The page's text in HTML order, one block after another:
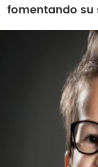
fomentando su